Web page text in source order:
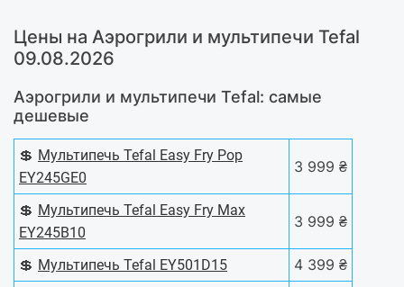
Цены на Аэрогрили и мультипечи Tefal
09.08.2026
Аэрогрили и мультипечи Tefal: самые
дешевые
💲 Мультипечь Tefal Easy Fry Pop
EY245GE0
3 999 ₴
💲 Мультипечь Tefal Easy Fry Max
EY245B10
3 999 ₴
💲 Мультипечь Tefal EY501D15
4 399 ₴